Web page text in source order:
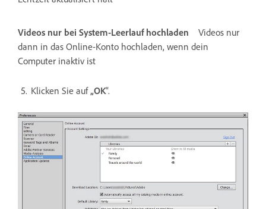
Videos nur bei System-Leerlauf hochladen
Videos nur
dann in das Online-Konto hochladen, wenn dein
Computer inaktiv ist
Klicken Sie auf „OK“.